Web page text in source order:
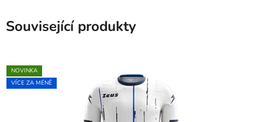
Související produkty
NOVINKA
VÍCE ZA MÉNĚ